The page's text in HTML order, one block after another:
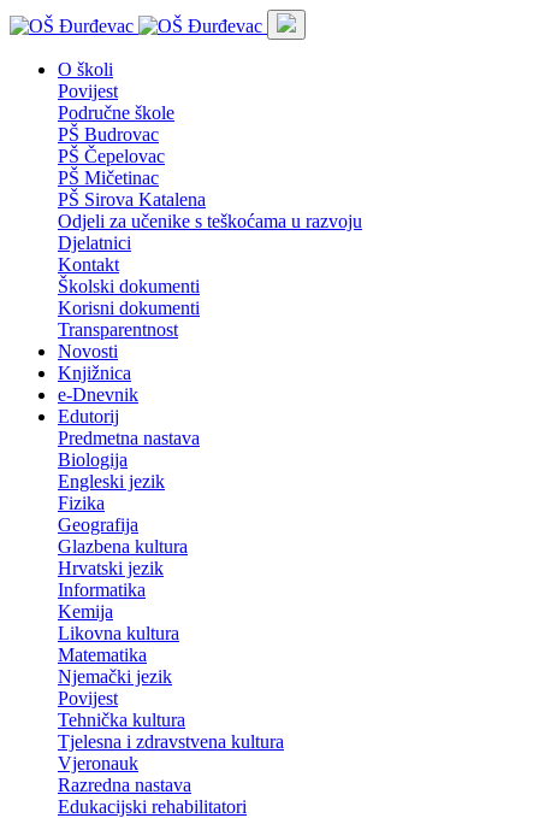
O školi
Povijest
Područne škole
PŠ Budrovac
PŠ Čepelovac
PŠ Mičetinac
PŠ Sirova Katalena
Odjeli za učenike s teškoćama u razvoju
Djelatnici
Kontakt
Školski dokumenti
Korisni dokumenti
Transparentnost
Novosti
Knjižnica
e-Dnevnik
Edutorij
Predmetna nastava
Biologija
Engleski jezik
Fizika
Geografija
Glazbena kultura
Hrvatski jezik
Informatika
Kemija
Likovna kultura
Matematika
Njemački jezik
Povijest
Tehnička kultura
Tjelesna i zdravstvena kultura
Vjeronauk
Razredna nastava
Edukacijski rehabilitatori